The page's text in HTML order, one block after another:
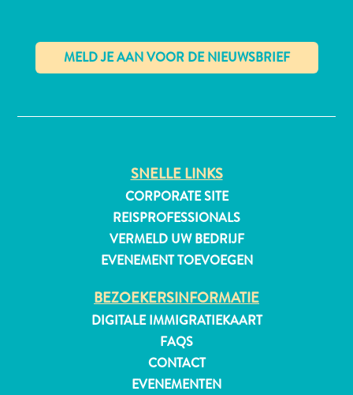
SNELLE LINKS
CORPORATE SITE
REISPROFESSIONALS
VERMELD UW BEDRIJF
EVENEMENT TOEVOEGEN
BEZOEKERSINFORMATIE
DIGITALE IMMIGRATIEKAART
FAQS
CONTACT
EVENEMENTEN